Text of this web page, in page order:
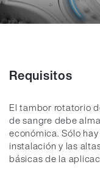
Requisitos
El tambor rotatorio
de sangre debe
económica. Sólo
instalación y las
básicas de la